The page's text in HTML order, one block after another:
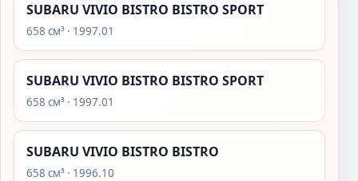
SUBARU VIVIO BISTRO BISTRO SPORT
658 см³ · 1997.01
SUBARU VIVIO BISTRO BISTRO SPORT
658 см³ · 1997.01
SUBARU VIVIO BISTRO BISTRO
658 см³ · 1996.10